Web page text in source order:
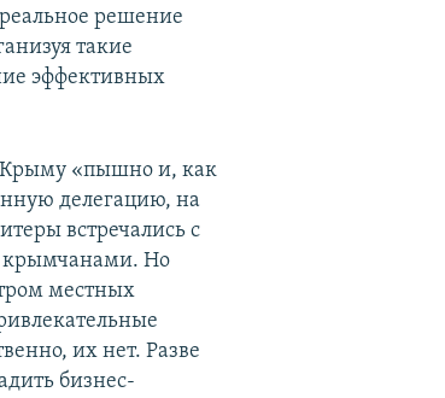
решение
такие
эффективных
Крыму «пышно и, как
делегацию, на
встречались с
крымчанами. Но
местных
их нет. Разве
бизнес-